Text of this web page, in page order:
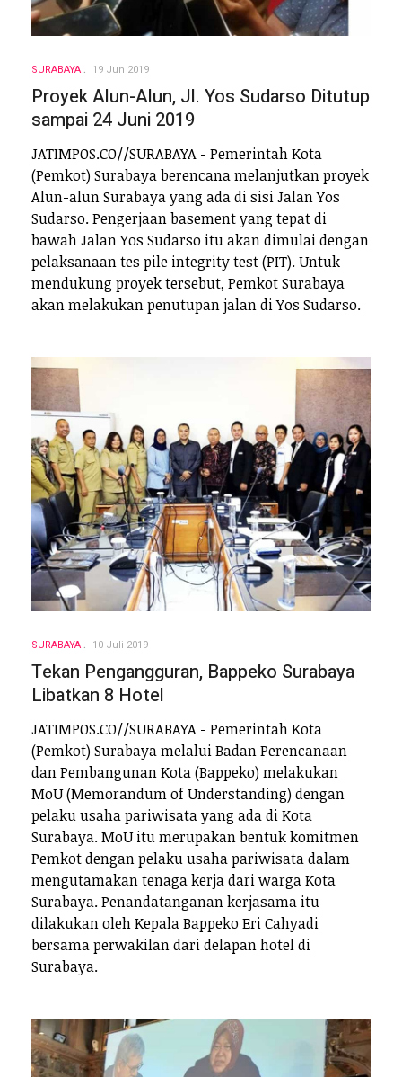
SURABAYA 19 Jun 2019
Proyek Alun-Alun, Jl. Yos Sudarso Ditutup
sampai 24 Juni 2019
JATIMPOS.CO//SURABAYA - Pemerintah Kota
(Pemkot) Surabaya berencana melanjutkan proyek
Alun-alun Surabaya yang ada di sisi Jalan Yos
Sudarso. Pengerjaan basement yang tepat di
bawah Jalan Yos Sudarso itu akan dimulai dengan
pelaksanaan tes pile integrity test (PIT). Untuk
mendukung proyek tersebut, Pemkot Surabaya
akan melakukan penutupan jalan di Yos Sudarso.
SURABAYA 10 Juli 2019
Tekan Pengangguran, Bappeko Surabaya
Libatkan 8 Hotel
JATIMPOS.CO//SURABAYA - Pemerintah Kota
(Pemkot) Surabaya melalui Badan Perencanaan
dan Pembangunan Kota (Bappeko) melakukan
MoU (Memorandum of Understanding) dengan
pelaku usaha pariwisata yang ada di Kota
Surabaya. MoU itu merupakan bentuk komitmen
Pemkot dengan pelaku usaha pariwisata dalam
mengutamakan tenaga kerja dari warga Kota
Surabaya. Penandatanganan kerjasama itu
dilakukan oleh Kepala Bappeko Eri Cahyadi
bersama perwakilan dari delapan hotel di
Surabaya.